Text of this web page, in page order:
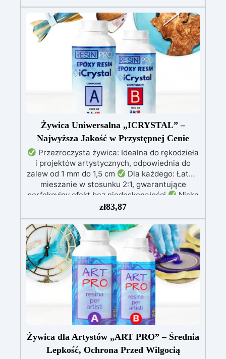
wodę akrylowym płynem na bazie wody
(dołączonym do zestawu), który zwiększa
odporność, elastyczność i wodoodporność.
Efekt? Trwalsze, odporne na uderzenia i
niechłonne przedmioty – idealne do tworzenia
świeczników, mydelniczek i elementów
dekoracyjnych odpornych na wilgoć. Główne
Większa odporność na uderzenia i
elastyczność
Wodoodporność bez
dodatkowych zabiegów
Formuła na bazie
wody – bezpieczna i ekologiczna
odlewania, barwienia i wykańczania
Gładkie,
precyzyjne i personalizowane powierzchnie
Żywica Uniwersalna „ICRYSTAL” –
Najwyższa Jakość w Przystępnej Cenie
Przezroczysta żywica: Idealna do rękodzieła
i projektów artystycznych, odpowiednia do
zalew od 1 mm do 1,5 cm
Dla każdego: Łatwe
mieszanie w stosunku 2:1, gwarantujące
perfekcyjny efekt bez niedoskonałości
Niska
lepkość: Zapewnia odlewy bez pęcherzyków,
kompatybilna z drewnem, silikonem, szkłem,
metalem i innymi materiałami
Bezpieczna po
utwardzeniu: Nietoksyczna, bezpieczna dla
skóry, wolna od BPA i rozpuszczalników (VOC
Free)
Błyszcząca i samopoziomująca: Z
filtrami UV przeciw żółknięciu dla trwałego i
lśniącego wykończenia
zł83,87
Żywica dla Artystów „ART PRO” – Średnia
Lepkość, Ochrona Przed Wilgocią